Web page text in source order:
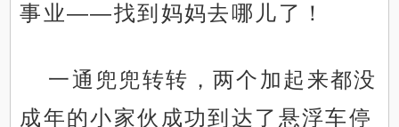
事业——找到妈妈去哪儿了！
一通兜兜转转，两个加起来都没
成年的小家伙成功到达了悬浮车停